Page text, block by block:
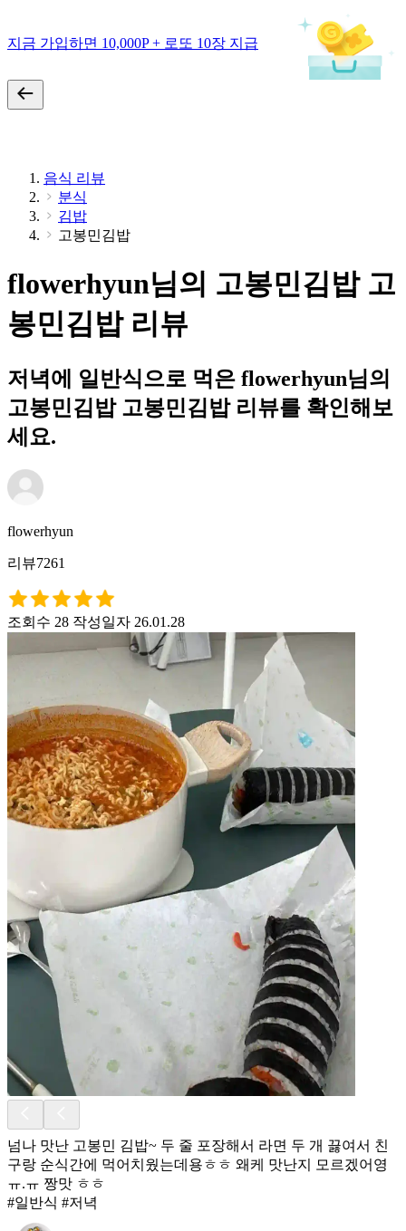
지금 가입하면 10,000P + 로또 10장 지급
음식 리뷰
분식
김밥
고봉민김밥
flowerhyun님의 고봉민김밥 고
봉민김밥 리뷰
저녁에 일반식으로 먹은 flowerhyun님의
고봉민김밥 고봉민김밥 리뷰를 확인해보
세요.
flowerhyun
리뷰7261
조회수 28 작성일자 26.01.28
넘나 맛난 고봉민 김밥~ 두 줄 포장해서 라면 두 개 끓여서 친
구랑 순식간에 먹어치웠는데용ㅎㅎ 왜케 맛난지 모르겠어영
ㅠ.ㅠ 짱맛 ㅎㅎ
#일반식 #저녁